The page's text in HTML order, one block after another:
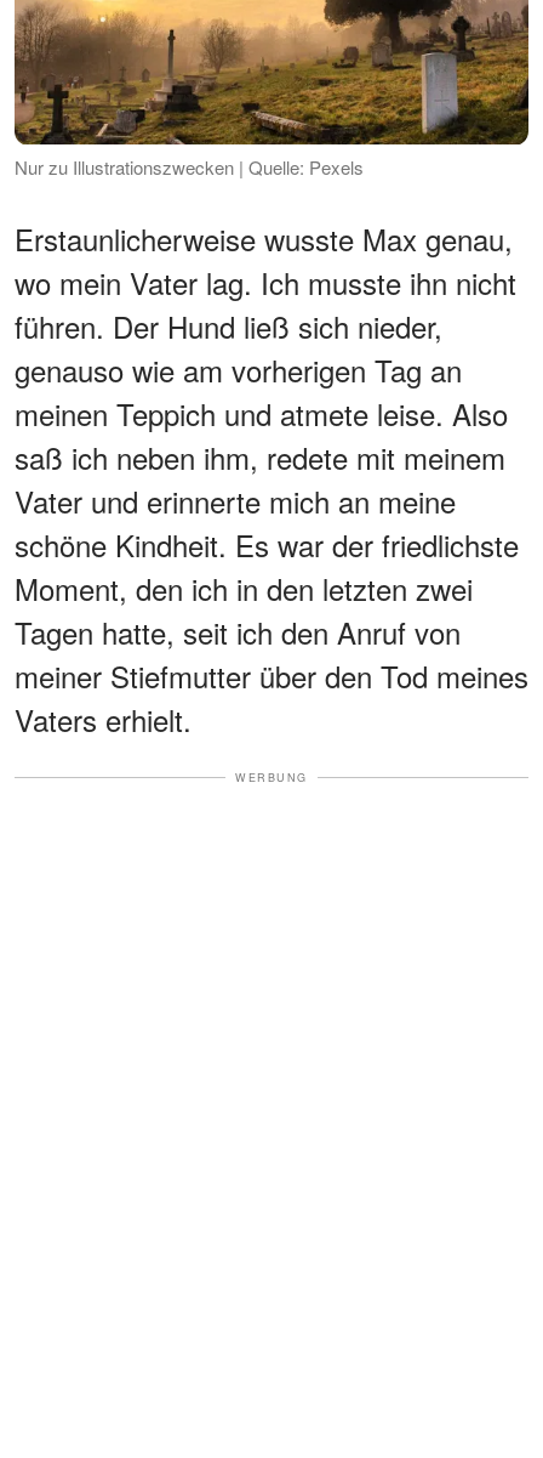
Nur zu Illustrationszwecken | Quelle: Pexels
Erstaunlicherweise wusste Max genau,
wo mein Vater lag. Ich musste ihn nicht
führen. Der Hund ließ sich nieder,
genauso wie am vorherigen Tag an
meinen Teppich und atmete leise. Also
saß ich neben ihm, redete mit meinem
Vater und erinnerte mich an meine
schöne Kindheit. Es war der friedlichste
Moment, den ich in den letzten zwei
Tagen hatte, seit ich den Anruf von
meiner Stiefmutter über den Tod meines
Vaters erhielt.
WERBUNG